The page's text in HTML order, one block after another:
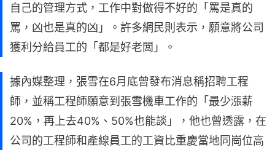
自己的管理方式，工作中對做得不好的「罵是真的
罵，凶也是真的凶」。許多網民則表示，願意將公司
獲利分給員工的「都是好老闆」。
據內媒整理，張雪在6月底曾發布消息稱招聘工程
師，並稱工程師願意到張雪機車工作的「最少漲薪
20%，再上去40%、50%也能談」，他也曾透露，在
公司的工程師和產線員工的工資比重慶當地同崗位高